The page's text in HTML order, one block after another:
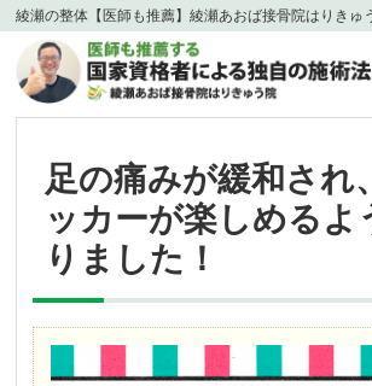
綾瀬の整体【医師も推薦】綾瀬あおば接骨院はりきゅ
足の痛みが緩和され
ッカーが楽しめるよ
りました！